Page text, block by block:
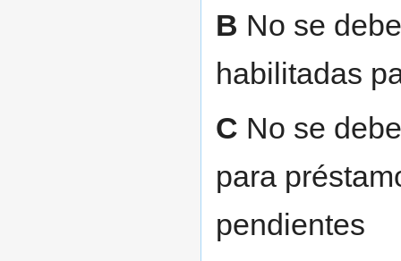
B No se
habilitadas
C No se
para
pendientes